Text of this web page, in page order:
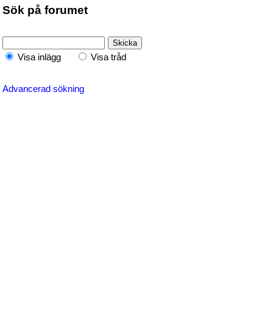
Sök på forumet
Visa inlägg Visa tråd
Advancerad sökning